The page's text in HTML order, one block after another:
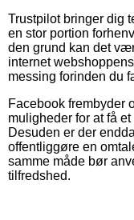
Trustpilot bringer dig
en stor portion
den grund kan det
internet
messing forinden du
Facebook frembyder
muligheder for at få
Desuden er der
offentliggøre en
samme måde bør
tilfredshed.